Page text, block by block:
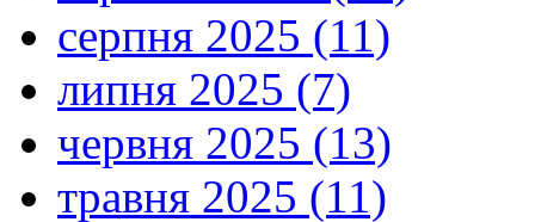
серпня 2025 (11)
липня 2025 (7)
червня 2025 (13)
травня 2025 (11)